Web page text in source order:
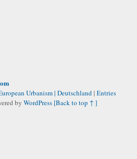
Urbanism | Deutschland | Entries
by WordPress [Back to top ↑ ]